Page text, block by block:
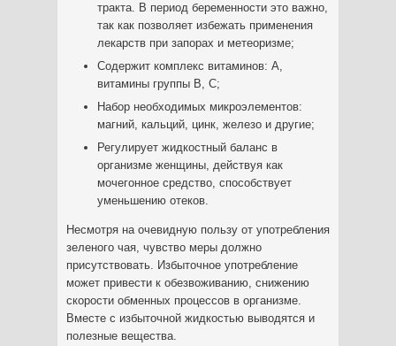
тракта. В период беременности это важно,
так как позволяет избежать применения
лекарств при запорах и метеоризме;
Содержит комплекс витаминов: А,
витамины группы В, С;
Набор необходимых микроэлементов:
магний, кальций, цинк, железо и другие;
Регулирует жидкостный баланс в
организме женщины, действуя как
мочегонное средство, способствует
уменьшению отеков.
Несмотря на очевидную пользу от употребления
зеленого чая, чувство меры должно
присутствовать. Избыточное употребление
может привести к обезвоживанию, снижению
скорости обменных процессов в организме.
Вместе с избыточной жидкостью выводятся и
полезные вещества.